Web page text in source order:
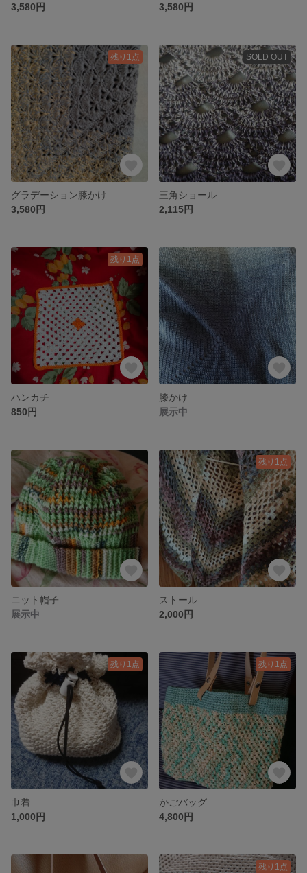
3,580円
3,580円
残り1点
グラデーション膝かけ
3,580円
SOLD OUT
三角ショール
2,115円
残り1点
ハンカチ
850円
膝かけ
展示中
ニット帽子
展示中
残り1点
ストール
2,000円
残り1点
巾着
1,000円
残り1点
かごバッグ
4,800円
残り1点